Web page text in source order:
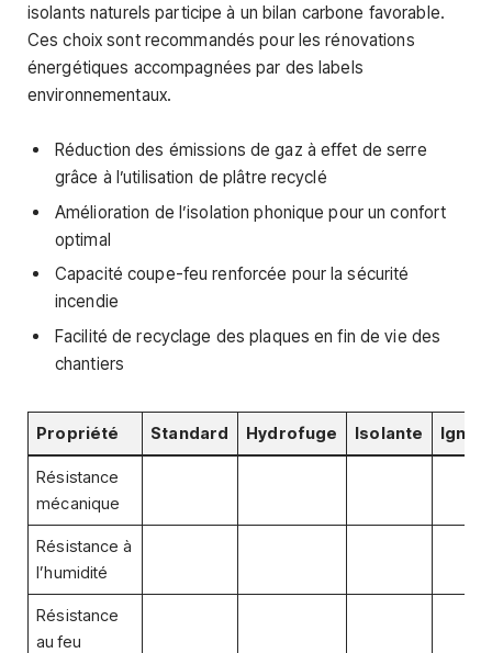
isolants naturels participe à un bilan carbone favorable.
Ces choix sont recommandés pour les rénovations
énergétiques accompagnées par des labels
environnementaux.
Réduction des émissions de gaz à effet de serre
grâce à l’utilisation de plâtre recyclé
Amélioration de l’isolation phonique pour un confort
optimal
Capacité coupe-feu renforcée pour la sécurité
incendie
Facilité de recyclage des plaques en fin de vie des
chantiers
Propriété Standard Hydrofuge Isolante
Résistance
mécanique
Résistance à
l’humidité
Résistance
au feu